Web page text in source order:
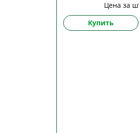
Цена за
Купить